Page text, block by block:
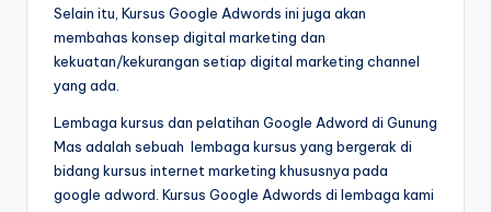
Selain itu, Kursus Google Adwords ini juga akan
membahas konsep digital marketing dan
kekuatan/kekurangan setiap digital marketing channel
yang ada.
Lembaga kursus dan pelatihan Google Adword di Gunung
Mas adalah sebuah lembaga kursus yang bergerak di
bidang kursus internet marketing khususnya pada
google adword. Kursus Google Adwords di lembaga kami